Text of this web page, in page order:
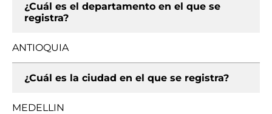
¿Cuál es el departamento en el que se
registra?
ANTIOQUIA
¿Cuál es la ciudad en el que se registra?
MEDELLIN